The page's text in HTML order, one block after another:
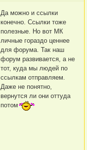
Да можно и ссылки
конечно. Ссылки тоже
полезные. Но вот МК
личные гораздо ценнее
для форума. Так наш
форум развивается, а не
тот, куда мы людей по
ссылкам отправляем.
Даже не понятно,
вернутся ли они оттуда
потом